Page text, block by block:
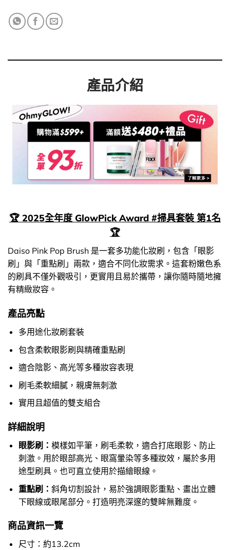
產品介紹
🏆 2025全年度 GlowPick Award #掃具套裝 第1名
🏆
Daiso Pink Pop Brush 是一套多功能化妝刷，包含「眼影
刷」與「重點刷」兩款，適合不同化妝需求。這套粉嫩色系
的刷具不僅外觀吸引，更實用且易於攜帶，讓你隨時隨地擁
有精緻妝容。
產品亮點
多用途化妝刷套裝
包含柔軟眼影刷與精確重點刷
適合陰影、高光等多種妝容表現
刷毛柔軟細膩，親膚無刺激
實用且超值的雙支組合
詳細說明
眼影刷： 模樣如平筆，刷毛柔軟，適合打底眼影、防止
刺激。用於眼部高光、眼窩暈染等多種妝效，屬於多用
途型刷具。也可直立使用於描繪眼線。
重點刷： 斜角切割設計，易於強調眼影重點、畫出立體
下眼線或眼尾部分。打造明亮深邃的雙眸無難度。
商品資訊一覽
尺寸：約13.2cm